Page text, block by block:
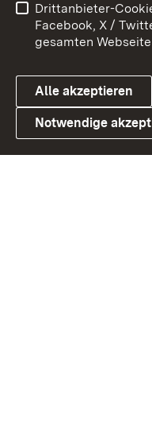
Link zum Landesportal
Barrierefreiheit
Cookies
Drittanbieter-
Facebook, X /
gesamten
Alle akzeptieren
Notwendige